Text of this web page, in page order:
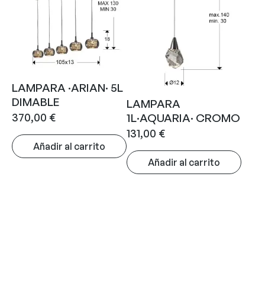
LAMPARA ·ARIAN· 5L
DIMABLE
370,00 €
Añadir al carrito
LAMPARA
1L·AQUARIA· CROMO
131,00 €
Añadir al carrito